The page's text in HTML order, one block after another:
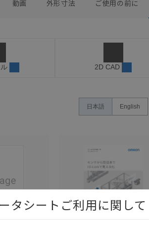
動画 外形寸法 ご使用の前に
2D CAD
日本語 English
タシートご利用に関して